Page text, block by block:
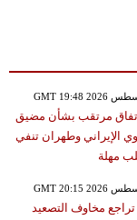
مرتقب بشأن مضيق
الإيراني وطهران تنفي
مهلة
مخاوف التصعيد